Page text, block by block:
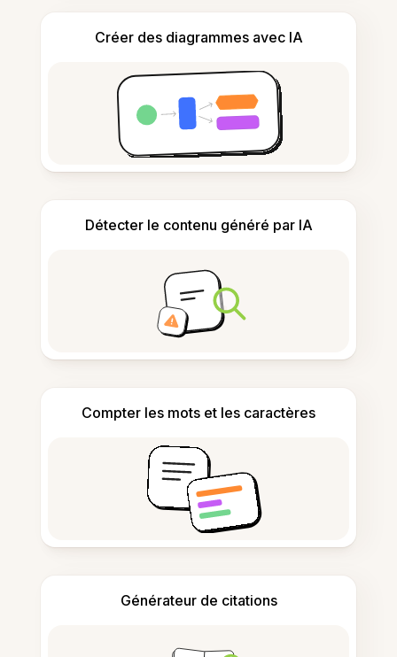
Créer des diagrammes avec IA
Détecter le contenu généré par IA
Compter les mots et les caractères
Générateur de citations